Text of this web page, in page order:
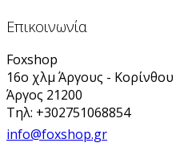
Επικοινωνία
Foxshop
16ο χλμ Άργους - Κορίνθου
Άργος 21200
Τηλ: +302751068854
info@foxshop.gr